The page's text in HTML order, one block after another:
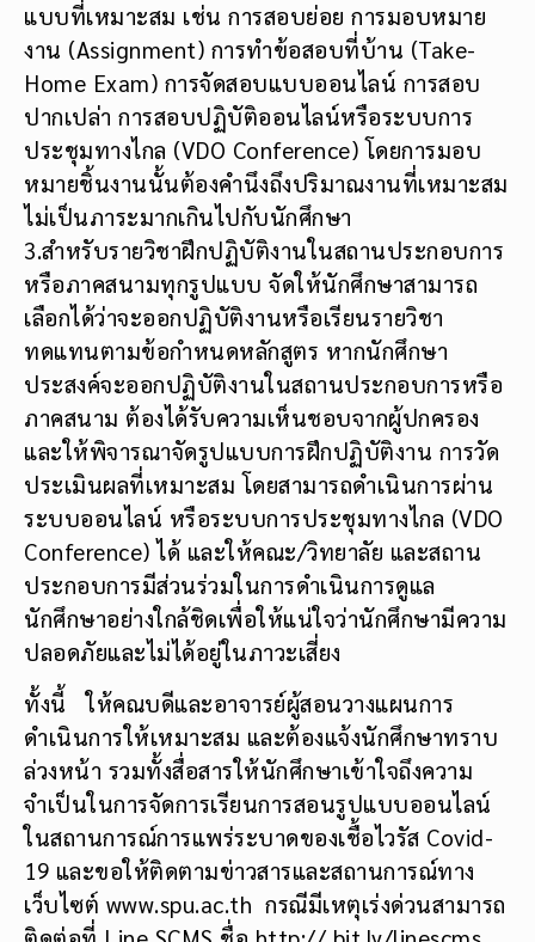
แบบที่เหมาะสม เช่น การสอบย่อย การมอบหมาย
งาน (Assignment) การทำข้อสอบที่บ้าน (Take-
Home Exam) การจัดสอบแบบออนไลน์ การสอบ
ปากเปล่า การสอบปฏิบัติออนไลน์หรือระบบการ
ประชุมทางไกล (VDO Conference) โดยการมอบ
หมายชิ้นงานนั้นต้องคำนึงถึงปริมาณงานที่เหมาะสม
ไม่เป็นภาระมากเกินไปกับนักศึกษา
3.สำหรับรายวิชาฝึกปฏิบัติงานในสถานประกอบการ
หรือภาคสนามทุกรูปแบบ จัดให้นักศึกษาสามารถ
เลือกได้ว่าจะออกปฏิบัติงานหรือเรียนรายวิชา
ทดแทนตามข้อกำหนดหลักสูตร หากนักศึกษา
ประสงค์จะออกปฏิบัติงานในสถานประกอบการหรือ
ภาคสนาม ต้องได้รับความเห็นชอบจากผู้ปกครอง
และให้พิจารณาจัดรูปแบบการฝึกปฏิบัติงาน การวัด
ประเมินผลที่เหมาะสม โดยสามารถดำเนินการผ่าน
ระบบออนไลน์ หรือระบบการประชุมทางไกล (VDO
Conference) ได้ และให้คณะ/วิทยาลัย และสถาน
ประกอบการมีส่วนร่วมในการดำเนินการดูแล
นักศึกษาอย่างใกล้ชิดเพื่อให้แน่ใจว่านักศึกษามีความ
ปลอดภัยและไม่ได้อยู่ในภาวะเสี่ยง
ทั้งนี้ ให้คณบดีและอาจารย์ผู้สอนวางแผนการ
ดำเนินการให้เหมาะสม และต้องแจ้งนักศึกษาทราบ
ล่วงหน้า รวมทั้งสื่อสารให้นักศึกษาเข้าใจถึงความ
จำเป็นในการจัดการเรียนการสอนรูปแบบออนไลน์
ในสถานการณ์การแพร่ระบาดของเชื้อไวรัส Covid-
19 และขอให้ติดตามข่าวสารและสถานการณ์ทาง
เว็บไซต์ www.spu.ac.th กรณีมีเหตุเร่งด่วนสามารถ